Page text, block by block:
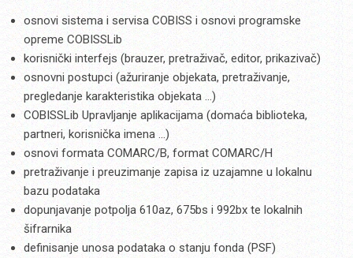
osnovi sistema i servisa COBISS i osnovi programske
opreme COBISSLib
korisnički interfejs (brauzer, pretraživač, editor, prikazivač)
osnovni postupci (ažuriranje objekata, pretraživanje,
pregledanje karakteristika objekata …)
COBISSLib Upravljanje aplikacijama (domaća biblioteka,
partneri, korisnička imena …)
osnovi formata COMARC/B, format COMARC/H
pretraživanje i preuzimanje zapisa iz uzajamne u lokalnu
bazu podataka
dopunjavanje potpolja 610az, 675bs i 992bx te lokalnih
šifrarnika
definisanje unosa podataka o stanju fonda (PSF)